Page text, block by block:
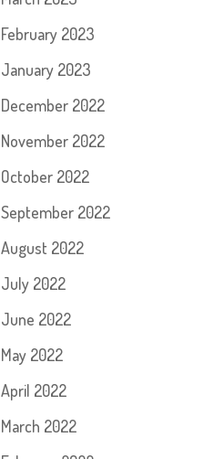
February 2023
January 2023
December 2022
November 2022
October 2022
September 2022
August 2022
July 2022
June 2022
May 2022
April 2022
March 2022